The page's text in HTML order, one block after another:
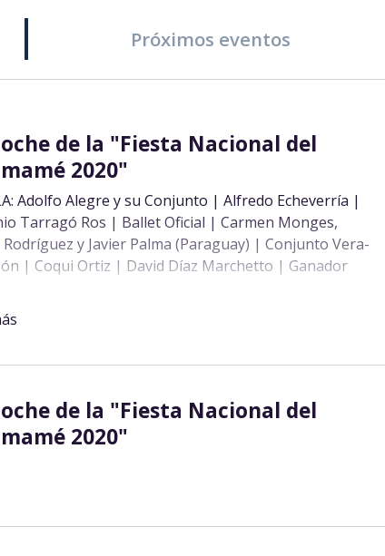
Próximos eventos
de la "Fiesta Nacional del
2020"
Adolfo Alegre y su Conjunto | Alfredo Echeverría |
Tarragó Ros | Ballet Oficial | Carmen Monges,
Rodríguez y Javier Palma (Paraguay) | Conjunto Vera-
| Coqui Ortiz | David Díaz Marchetto | Ganador
Capital | Gustavo Galeano y su Luna Payesera |
Rivas y Facundo Rodríguez | Ipú Porá | Jesús y Diana
Ramona Galarza y María Ofelia junto a Aníbal
| Raúl Barboza | Verónica Noguera | Vicky
de la "Fiesta Nacional del
2020"